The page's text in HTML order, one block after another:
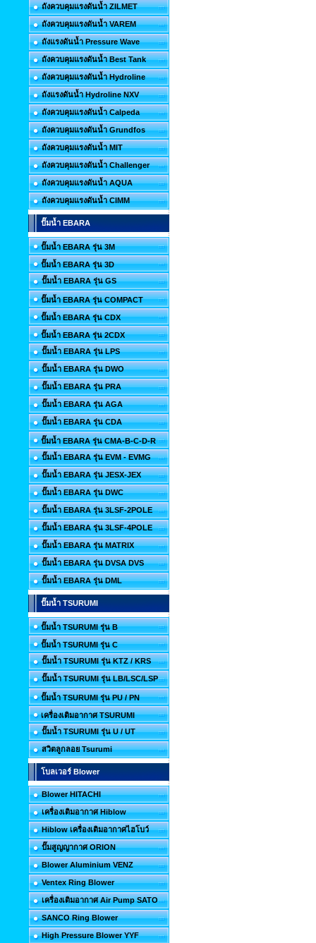
ถังควบคุมแรงดันน้ำ ZILMET
ถังควบคุมแรงดันน้ำ VAREM
ถังแรงดันน้ำ Pressure Wave
ถังควบคุมแรงดันน้ำ Best Tank
ถังควบคุมแรงดันน้ำ Hydroline
ถังแรงดันน้ำ Hydroline NXV
ถังควบคุมแรงดันน้ำ Calpeda
ถังควบคุมแรงดันน้ำ Grundfos
ถังควบคุมแรงดันน้ำ MIT
ถังควบคุมแรงดันน้ำ Challenger
ถังควบคุมแรงดันน้ำ AQUA
ถังควบคุมแรงดันน้ำ CIMM
ปั๊มน้ำ EBARA
ปั๊มน้ำ EBARA รุ่น 3M
ปั๊มน้ำ EBARA รุ่น 3D
ปั๊มน้ำ EBARA รุ่น GS
ปั๊มน้ำ EBARA รุ่น COMPACT
ปั๊มน้ำ EBARA รุ่น CDX
ปั๊มน้ำ EBARA รุ่น 2CDX
ปั๊มน้ำ EBARA รุ่น LPS
ปั๊มน้ำ EBARA รุ่น DWO
ปั๊มน้ำ EBARA รุ่น PRA
ปั๊มน้ำ EBARA รุ่น AGA
ปั๊มน้ำ EBARA รุ่น CDA
ปั๊มน้ำ EBARA รุ่น CMA-B-C-D-R
ปั๊มน้ำ EBARA รุ่น EVM - EVMG
ปั๊มน้ำ EBARA รุ่น JESX-JEX
ปั๊มน้ำ EBARA รุ่น DWC
ปั๊มน้ำ EBARA รุ่น 3LSF-2POLE
ปั๊มน้ำ EBARA รุ่น 3LSF-4POLE
ปั๊มน้ำ EBARA รุ่น MATRIX
ปั๊มน้ำ EBARA รุ่น DVSA DVS
ปั๊มน้ำ EBARA รุ่น DML
ปั๊มน้ำ TSURUMI
ปั๊มน้ำ TSURUMI รุ่น B
ปั๊มน้ำ TSURUMI รุ่น C
ปั๊มน้ำ TSURUMI รุ่น KTZ / KRS
ปั๊มน้ำ TSURUMI รุ่น LB/LSC/LSP
ปั๊มน้ำ TSURUMI รุ่น PU / PN
เครื่องเติมอากาศ TSURUMI
ปั๊มน้ำ TSURUMI รุ่น U / UT
สวิตลูกลอย Tsurumi
โบลเวอร์ Blower
Blower HITACHI
เครื่องเติมอากาศ Hiblow
Hiblow เครื่องเติมอากาศไฮโบว์
ปั๊มสูญญากาศ ORION
Blower Aluminium VENZ
Ventex Ring Blower
เครื่องเติมอากาศ Air Pump SATO
SANCO Ring Blower
High Pressure Blower YYF